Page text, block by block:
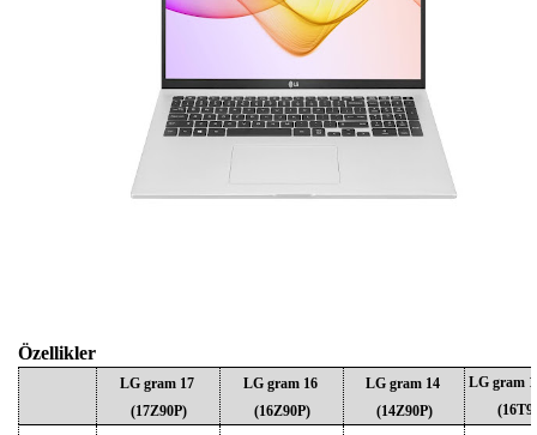
Özellikler
LG gram 17
(17Z90P)
LG gram 16
(16Z90P)
LG gram 14
(14Z90P)
LG gram